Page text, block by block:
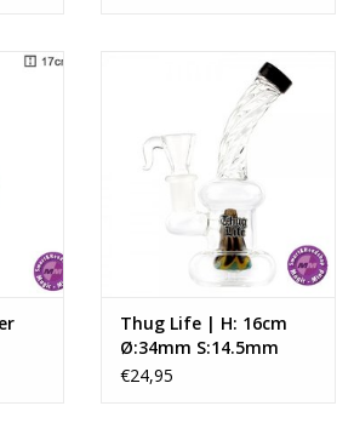
Thug Life | H: 16cm
Ø:34mm S:14.5mm
€24,95